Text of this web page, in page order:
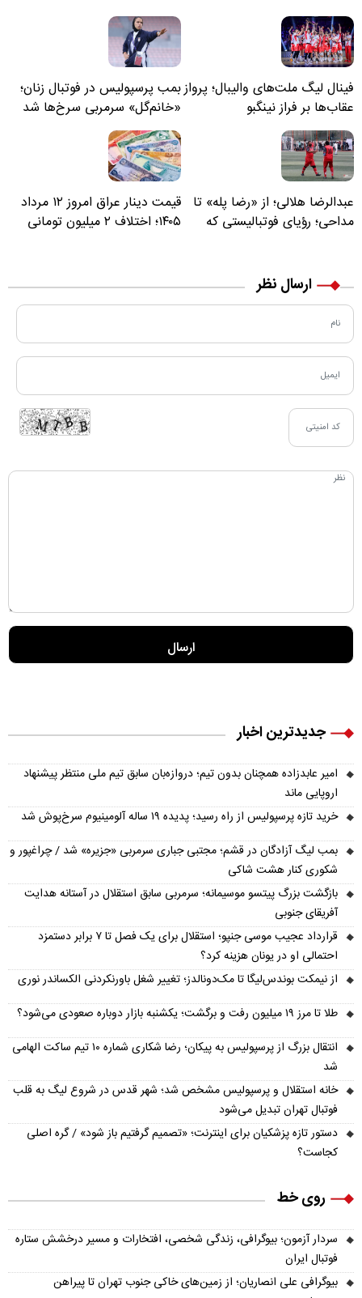
فینال لیگ ملت‌های والیبال؛ پرواز
عقاب‌ها بر فراز نینگبو
بمب پرسپولیس در فوتبال زنان؛
«خانم‌گل» سرمربی سرخ‌ها شد
عبدالرضا هلالی؛ از «رضا پله» تا
مداحی؛ رؤیای فوتبالیستی که
قیمت دینار عراق امروز ۱۲ مرداد
۱۴۰۵؛ اختلاف ۲ میلیون تومانی
ارسال نظر
جدیدترین اخبار
امیر عابدزاده همچنان بدون تیم؛ دروازه‌بان سابق تیم ملی منتظر پیشنهاد
اروپایی ماند
خرید تازه پرسپولیس از راه رسید؛ پدیده ۱۹ ساله آلومینیوم سرخ‌پوش شد
بمب لیگ آزادگان در قشم؛ مجتبی جباری سرمربی «جزیره» شد / چراغپور و
شکوری کنار هشت شاکی
بازگشت بزرگ پیتسو موسیمانه؛ سرمربی سابق استقلال در آستانه هدایت
آفریقای جنوبی
قرارداد عجیب موسی جنپو؛ استقلال برای یک فصل تا ۷ برابر دستمزد
احتمالی او در یونان هزینه کرد؟
از نیمکت بوندس‌لیگا تا مک‌دونالدز؛ تغییر شغل باورنکردنی الکساندر نوری
طلا تا مرز ۱۹ میلیون رفت و برگشت؛ یکشنبه بازار دوباره صعودی می‌شود؟
انتقال بزرگ از پرسپولیس به پیکان؛ رضا شکاری شماره ۱۰ تیم ساکت الهامی
شد
خانه استقلال و پرسپولیس مشخص شد؛ شهر قدس در شروع لیگ به قلب
فوتبال تهران تبدیل می‌شود
دستور تازه پزشکیان برای اینترنت؛ «تصمیم گرفتیم باز شود» / گره اصلی
کجاست؟
روی خط
سردار آزمون؛ بیوگرافی، زندگی شخصی، افتخارات و مسیر درخشش ستاره
فوتبال ایران
بیوگرافی علی انصاریان؛ از زمین‌های خاکی جنوب تهران تا پیراهن